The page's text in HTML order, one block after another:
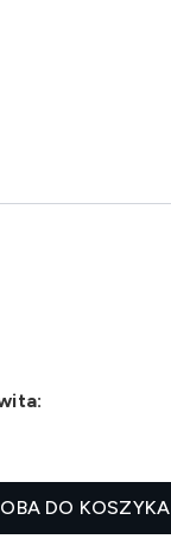
DO KOSZYKA